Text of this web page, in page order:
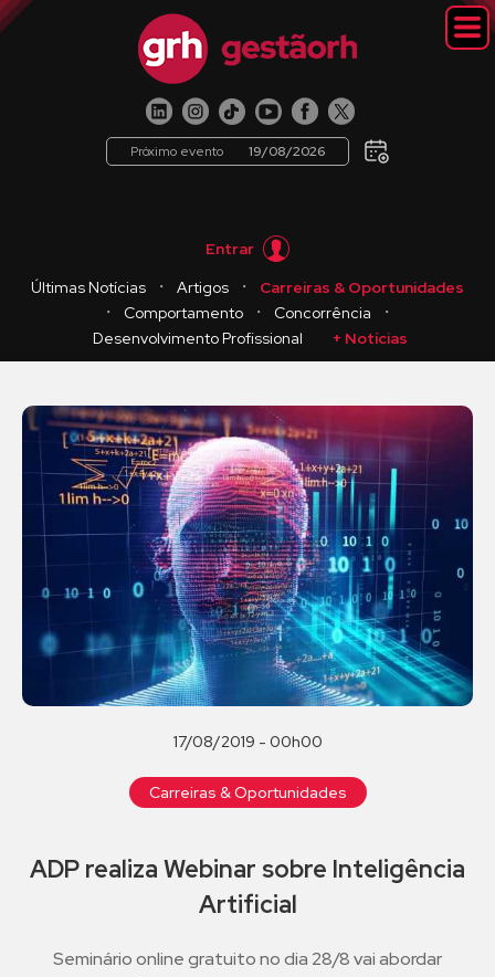
Próximo evento 19/08/2026
Entrar
Últimas Notícias
・ Artigos ・
Carreiras & Oportunidades
・
Comportamento ・ Concorrência
・
Desenvolvimento Profissional
+ Notícias
17/08/2019 - 00h00
Carreiras & Oportunidades
ADP realiza Webinar sobre Inteligência
Artificial
Seminário online gratuito no dia 28/8 vai abordar